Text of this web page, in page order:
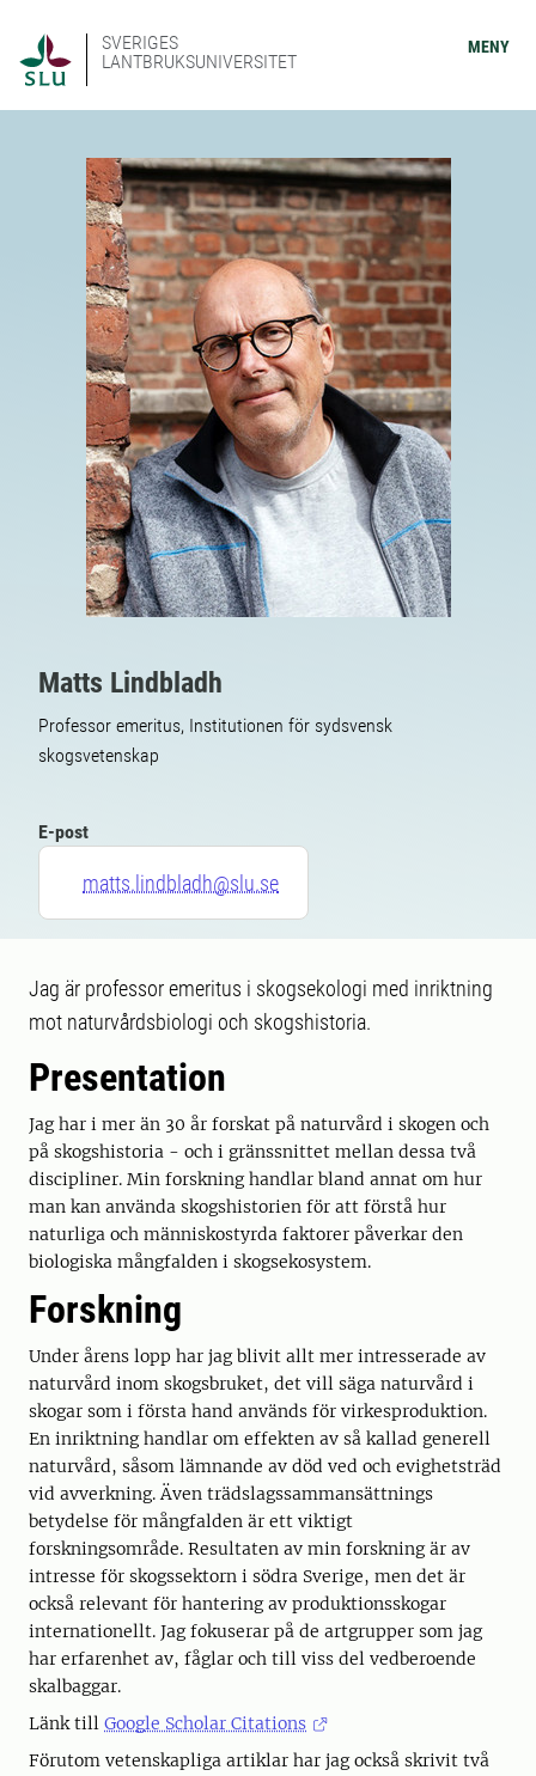
SVERIGES
LANTBRUKSUNIVERSITET
MENY
Matts Lindbladh
Professor emeritus, Institutionen för sydsvensk
skogsvetenskap
E-post
matts.lindbladh@slu.se
Jag är professor emeritus i skogsekologi med inriktning
mot naturvårdsbiologi och skogshistoria.
Presentation
Jag har i mer än 30 år forskat på naturvård i skogen och
på skogshistoria - och i gränssnittet mellan dessa två
discipliner. Min forskning handlar bland annat om hur
man kan använda skogshistorien för att förstå hur
naturliga och människostyrda faktorer påverkar den
biologiska mångfalden i skogsekosystem.
Forskning
Under årens lopp har jag blivit allt mer intresserade av
naturvård inom skogsbruket, det vill säga naturvård i
skogar som i första hand används för virkesproduktion.
En inriktning handlar om effekten av så kallad generell
naturvård, såsom lämnande av död ved och evighetsträd
vid avverkning. Även trädslagssammansättnings
betydelse för mångfalden är ett viktigt
forskningsområde. Resultaten av min forskning är av
intresse för skogssektorn i södra Sverige, men det är
också relevant för hantering av produktionsskogar
internationellt. Jag fokuserar på de artgrupper som jag
har erfarenhet av, fåglar och till viss del vedberoende
skalbaggar.
Länk till Google Scholar Citations
Förutom vetenskapliga artiklar har jag också skrivit två